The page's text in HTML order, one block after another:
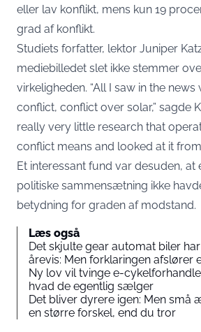
eller lav konflikt, mens kun 19
grad af konflikt.
Studiets forfatter, lektor Juniper
mediebilledet slet ikke stemmer
virkeligheden. “All I saw in the news
conflict, conflict over solar,” sagde
really very little research that
conflict means and looked at it from
Et interessant fund var desuden, at
politiske sammensætning ikke
betydning for graden af modstand.
Læs også
Det skjulte gear automat biler
årevis: Men forklaringen afslører
Ny lov vil tvinge e-
hvad de egentlig sælger
Det bliver dyrere igen: Men små
en større forskel, end du tror